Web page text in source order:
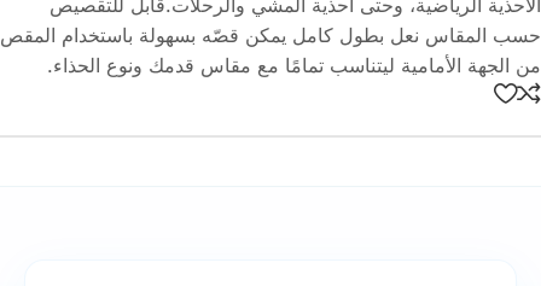
الأحذية الرياضية، وحتى أحذية المشي والرحلات.قابل للتقصيص
حسب المقاس نعل بطول كامل يمكن قصّه بسهولة باستخدام المقص
من الجهة الأمامية ليتناسب تمامًا مع مقاس قدمك ونوع الحذاء.